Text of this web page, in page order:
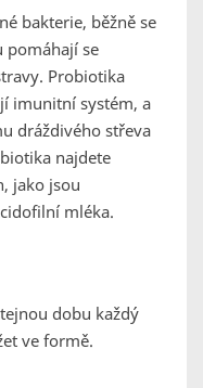
bakterie, běžně se
pomáhají se
Probiotika
imunitní systém, a
dráždivého střeva
najdete
jako jsou
mléka.
dobu každý
ve formě.